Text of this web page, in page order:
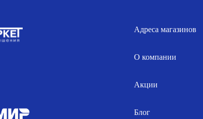
Адреса магазинов
О компании
Акции
Блог